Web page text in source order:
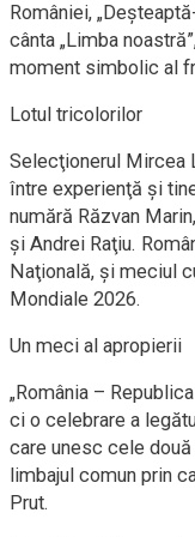
României,
cânta „Limba
moment simbolic al
Lotul tricolorilor
Selecţionerul Mircea
între experienţă şi
numără Răzvan
şi Andrei Raţiu.
Naţională, şi meciul
Mondiale 2026.
Un meci al apropierii
„România –
ci o celebrare a
care unesc cele
limbajul comun prin
Prut.